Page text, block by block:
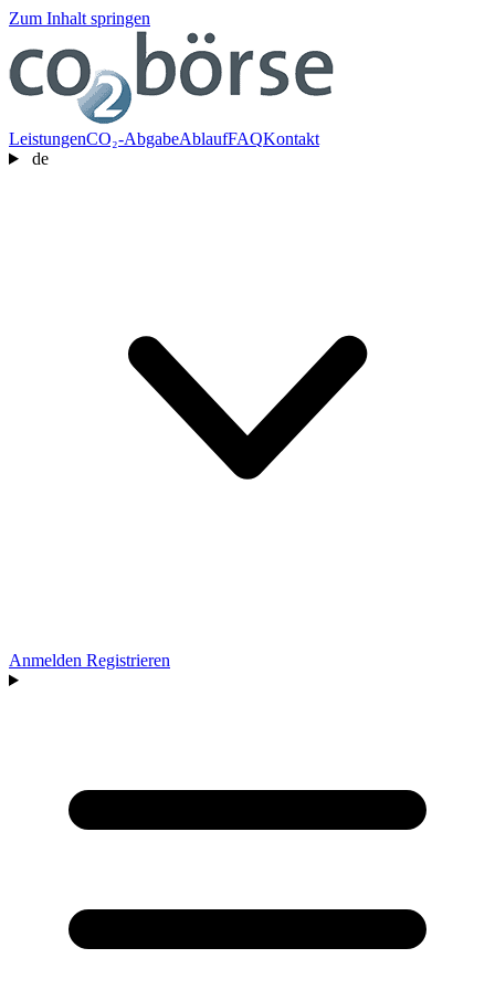
Zum Inhalt springen
LeistungenCO₂-AbgabeAblaufFAQKontakt
de
Anmelden Registrieren